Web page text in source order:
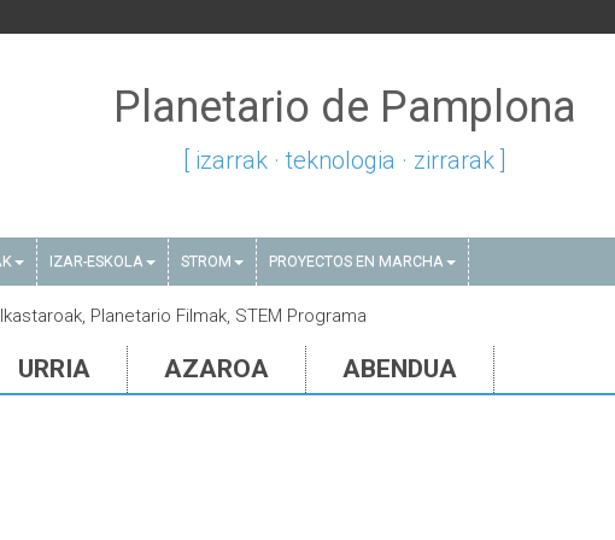
Planetario de Pamplona
[ izarrak · teknologia · zirrarak ]
IZAR-ESKOLA STROM PROYECTOS EN MARCHA
Planetario Filmak, STEM Programa
URRIA AZAROA ABENDUA